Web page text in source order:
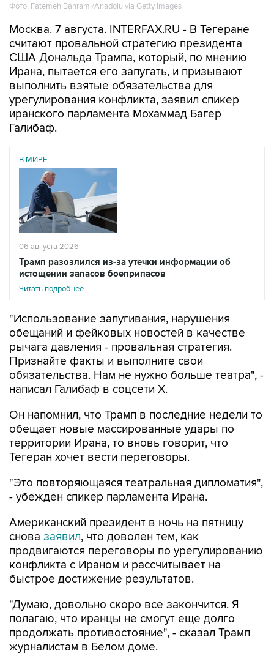
Фото: Fatemeh Bahrami/Anadolu via Getty Images
Москва. 7 августа. INTERFAX.RU - В Тегеране
считают провальной стратегию президента
США Дональда Трампа, который, по мнению
Ирана, пытается его запугать, и призывают
выполнить взятые обязательства для
урегулирования конфликта, заявил спикер
иранского парламента Мохаммад Багер
Галибаф.
В МИРЕ
06 августа 2026
Трамп разозлился из-за утечки информации об
истощении запасов боеприпасов
Читать подробнее
"Использование запугивания, нарушения
обещаний и фейковых новостей в качестве
рычага давления - провальная стратегия.
Признайте факты и выполните свои
обязательства. Нам не нужно больше театра", -
написал Галибаф в соцсети X.
Он напомнил, что Трамп в последние недели то
обещает новые массированные удары по
территории Ирана, то вновь говорит, что
Тегеран хочет вести переговоры.
"Это повторяющаяся театральная дипломатия",
- убежден спикер парламента Ирана.
Американский президент в ночь на пятницу
снова заявил, что доволен тем, как
продвигаются переговоры по урегулированию
конфликта с Ираном и рассчитывает на
быстрое достижение результатов.
"Думаю, довольно скоро все закончится. Я
полагаю, что иранцы не смогут еще долго
продолжать противостояние", - сказал Трамп
журналистам в Белом доме.